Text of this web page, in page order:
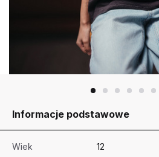
Informacje podstawowe
Wiek
12